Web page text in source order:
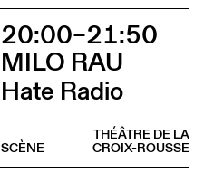
20:00–21:50
MILO RAU
Hate Radio
THÉÂTRE DE LA
CROIX-ROUSSE
SCÈNE